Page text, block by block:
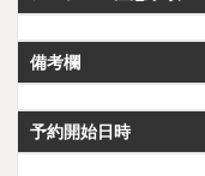
備考欄
予約開始日時